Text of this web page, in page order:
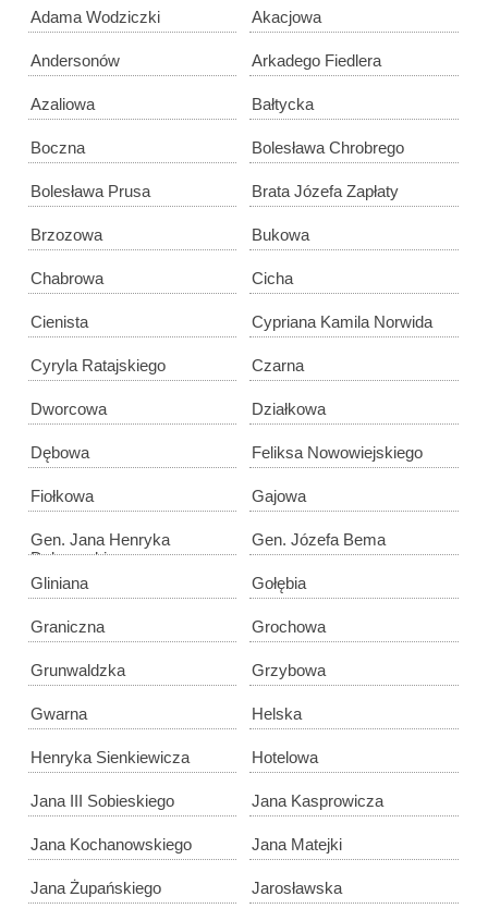
Adama Wodziczki Akacjowa
Andersonów Arkadego Fiedlera
Azaliowa Bałtycka
Boczna Bolesława Chrobrego
Bolesława Prusa Brata Józefa Zapłaty
Brzozowa Bukowa
Chabrowa Cicha
Cienista Cypriana Kamila Norwida
Cyryla Ratajskiego Czarna
Dworcowa Działkowa
Dębowa Feliksa Nowowiejskiego
Fiołkowa Gajowa
Gen. Jana Henryka
Dąbrowskiego
Gen. Józefa Bema
Gliniana Gołębia
Graniczna Grochowa
Grunwaldzka Grzybowa
Gwarna Helska
Henryka Sienkiewicza Hotelowa
Jana III Sobieskiego Jana Kasprowicza
Jana Kochanowskiego Jana Matejki
Jana Żupańskiego Jarosławska